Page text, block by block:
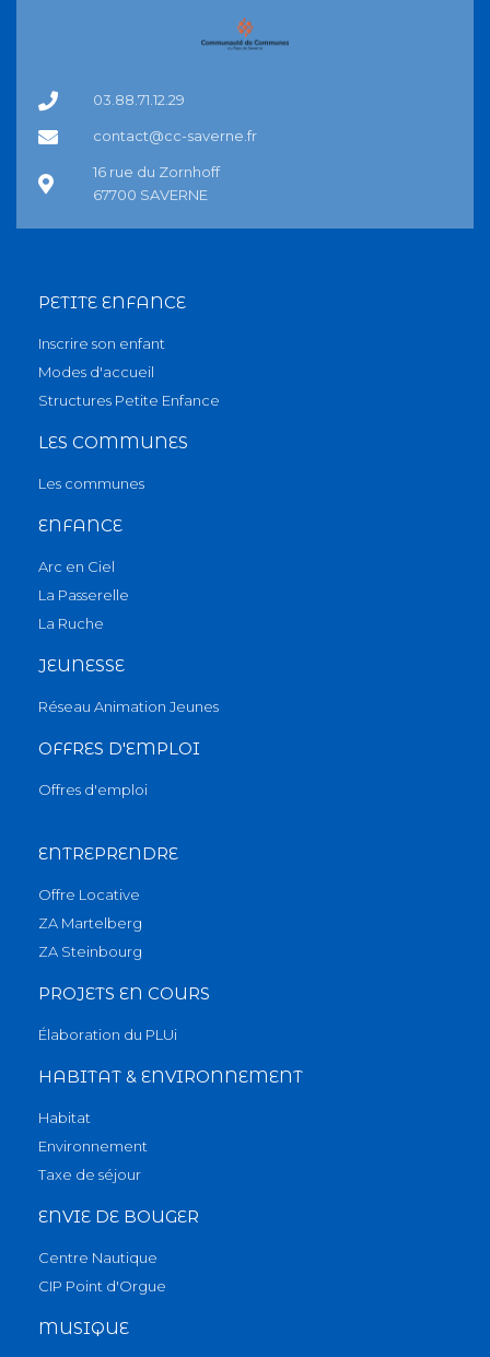
03.88.71.12.29
contact@cc-saverne.fr
16 rue du Zornhoff
67700 SAVERNE
PETITE ENFANCE
Inscrire son enfant
Modes d'accueil
Structures Petite Enfance
LES COMMUNES
Les communes
ENFANCE
Arc en Ciel
La Passerelle
La Ruche
JEUNESSE
Réseau Animation Jeunes
OFFRES D'EMPLOI
Offres d'emploi
ENTREPRENDRE
Offre Locative
ZA Martelberg
ZA Steinbourg
PROJETS EN COURS
Élaboration du PLUi
HABITAT & ENVIRONNEMENT
Habitat
Environnement
Taxe de séjour
ENVIE DE BOUGER
Centre Nautique
CIP Point d'Orgue
MUSIQUE